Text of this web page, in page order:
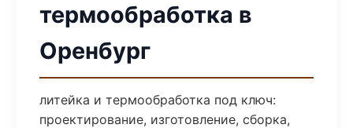
термообработка в
Оренбург
литейка и термообработка под ключ:
проектирование, изготовление, сборка,